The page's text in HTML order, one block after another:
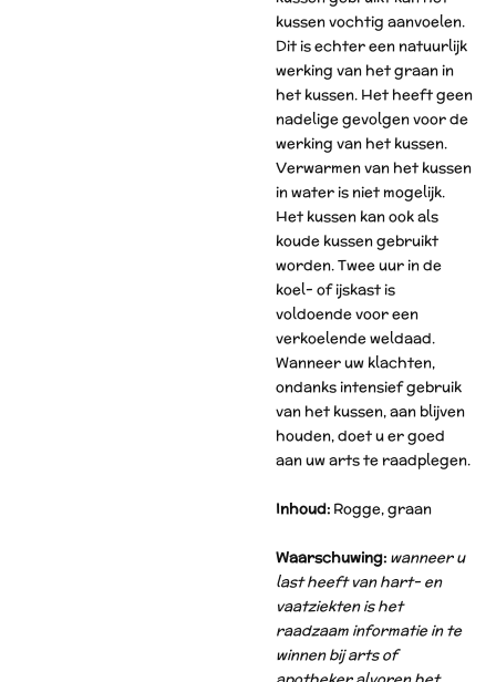
kussen vochtig aanvoelen.
Dit is echter een natuurlijk
werking van het graan in
het kussen. Het heeft geen
nadelige gevolgen voor de
werking van het kussen.
Verwarmen van het kussen
in water is niet mogelijk.
Het kussen kan ook als
koude kussen gebruikt
worden. Twee uur in de
koel- of ijskast is
voldoende voor een
verkoelende weldaad.
Wanneer uw klachten,
ondanks intensief gebruik
van het kussen, aan blijven
houden, doet u er goed
aan uw arts te raadplegen.
Inhoud: Rogge, graan
Waarschuwing: wanneer u
last heeft van hart- en
vaatziekten is het
raadzaam informatie in te
winnen bij arts of